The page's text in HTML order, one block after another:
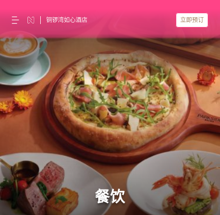
铜锣湾如心酒店 立即预订
餐饮